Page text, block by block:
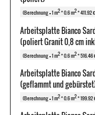
(Berechnung = 1 m2* 0.6 m2* 411.92
Arbeitsplatte Bianco
(poliert Granit 0,8 cm
(Berechnung = 1 m2* 0.6 m2* 516.46
Arbeitsplatte Bianco
(geflammt und
(Berechnung = 1 m2* 0.6 m2* 199.92